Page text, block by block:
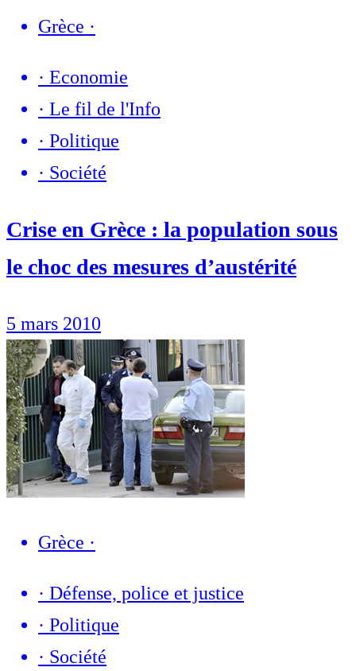
Grèce ·
· Economie
· Le fil de l'Info
· Politique
· Société
Crise en Grèce : la population sous
le choc des mesures d’austérité
5 mars 2010
Grèce ·
· Défense, police et justice
· Politique
· Société